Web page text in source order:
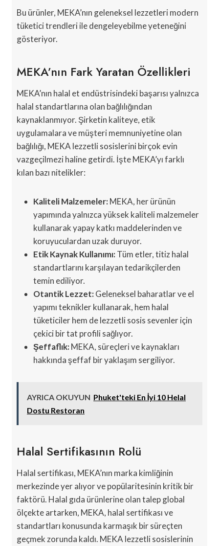
Bu ürünler, MEKA’nın geleneksel lezzetleri modern
tüketici trendleri ile dengeleyebilme yeteneğini
gösteriyor.
MEKA’nın Fark Yaratan Özellikleri
MEKA’nın halal et endüstrisindeki başarısı yalnızca
halal standartlarına olan bağlılığından
kaynaklanmıyor. Şirketin kaliteye, etik
uygulamalara ve müşteri memnuniyetine olan
bağlılığı, MEKA lezzetli sosislerini birçok evin
vazgeçilmezi haline getirdi. İşte MEKA’yı farklı
kılan bazı nitelikler:
Kaliteli Malzemeler:MEKA, her ürünün
yapımında yalnızca yüksek kaliteli malzemeler
kullanarak yapay katkı maddelerinden ve
koruyuculardan uzak duruyor.
Etik Kaynak Kullanımı:Tüm etler, titiz halal
standartlarını karşılayan tedarikçilerden
temin ediliyor.
Otantik Lezzet:Geleneksel baharatlar ve el
yapımı teknikler kullanarak, hem halal
tüketiciler hem de lezzetli sosis sevenler için
çekici bir tat profili sağlıyor.
Şeffaflık:MEKA, süreçleri ve kaynakları
hakkında şeffaf bir yaklaşım sergiliyor.
AYRICA OKUYUN Phuket'teki En İyi 10 Helal
Dostu Restoran
Halal Sertifikasının Rolü
Halal sertifikası, MEKA’nın marka kimliğinin
merkezinde yer alıyor ve popülaritesinin kritik bir
faktörü. Halal gıda ürünlerine olan talep global
ölçekte artarken, MEKA, halal sertifikası ve
standartları konusunda karmaşık bir süreçten
geçmek zorunda kaldı. MEKA lezzetli sosislerinin